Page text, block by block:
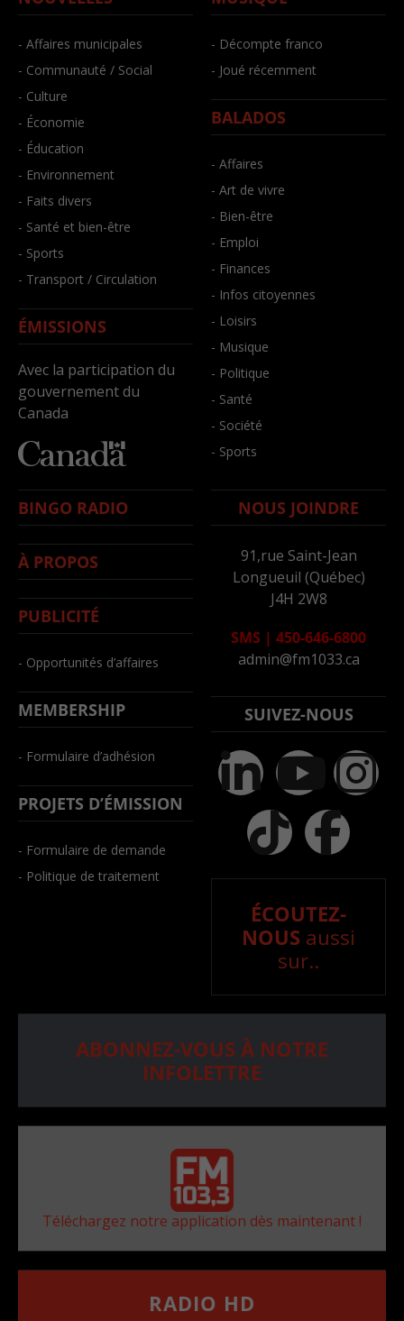
- Affaires municipales
- Communauté / Social
- Culture
- Économie
- Éducation
- Environnement
- Faits divers
- Santé et bien-être
- Sports
- Transport / Circulation
ÉMISSIONS
Avec la participation du
gouvernement du
Canada
- Décompte franco
- Joué récemment
BALADOS
- Affaires
- Art de vivre
- Bien-être
- Emploi
- Finances
- Infos citoyennes
- Loisirs
- Musique
- Politique
- Santé
- Société
- Sports
BINGO RADIO
À PROPOS
PUBLICITÉ
- Opportunités d’affaires
MEMBERSHIP
- Formulaire d’adhésion
PROJETS D’ÉMISSION
- Formulaire de demande
- Politique de traitement
NOUS JOINDRE
91,rue Saint-Jean
Longueuil (Québec)
J4H 2W8
SMS | 450-646-6800
admin@fm1033.ca
SUIVEZ-NOUS
ÉCOUTEZ-
NOUS aussi
sur..
ABONNEZ-VOUS À NOTRE
INFOLETTRE
Téléchargez notre application dès maintenant !
RADIO HD